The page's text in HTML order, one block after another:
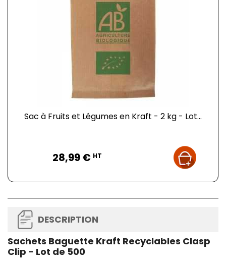
Sac à Fruits et Légumes en Kraft - 2 kg - Lot...
28,99 € HT
DESCRIPTION
Sachets Baguette Kraft Recyclables Clasp
Clip - Lot de 500